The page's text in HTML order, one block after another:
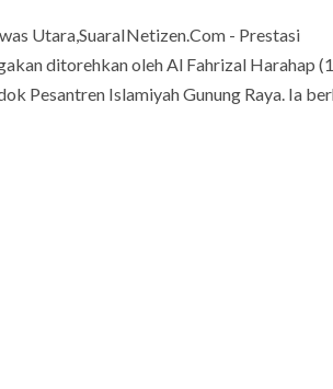
Utara,SuaraINetizen.Com - Prestasi
ditorehkan oleh Al Fahrizal Harahap
Pesantren Islamiyah Gunung Raya. Ia